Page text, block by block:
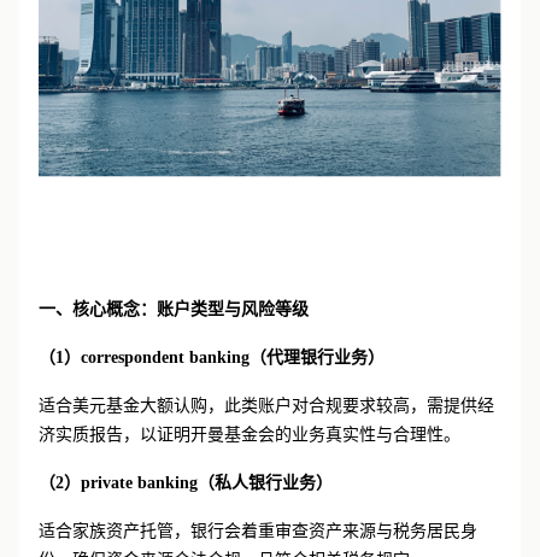
一、 核心概念：账户类型与风险等级
（1） correspondent banking（代理银行业务）
适合美元基金大额认购，此类账户对合规要求较高，需提供经
济实质报告，以证明开曼基金会的业务真实性与合理性。
（2） private banking（私人银行业务）
适合家族资产托管，银行会着重审查资产来源与税务居民身